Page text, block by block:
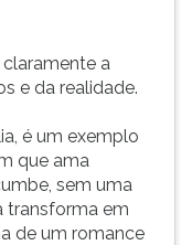
a
e da realidade.
é um exemplo
que ama
sem uma
transforma em
de um romance